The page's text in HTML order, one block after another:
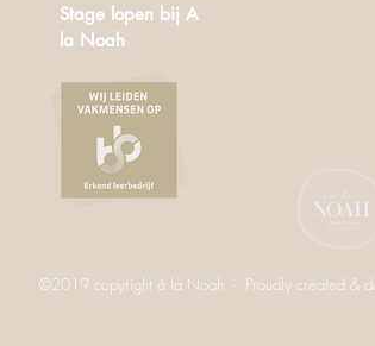
Stage lopen bij A
la Noah
©2019 copyright á la Noah - Proudly created &